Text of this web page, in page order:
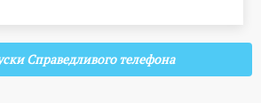
Справедливого телефона